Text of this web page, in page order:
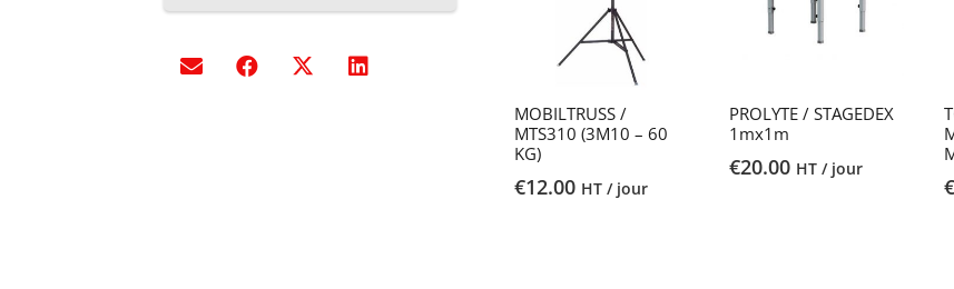
MOBILTRUSS /
MTS310 (3M10 – 60
KG)
€12.00 HT / jour
PROLYTE / STAGEDEX
1mx1m
€20.00 HT / jour
€